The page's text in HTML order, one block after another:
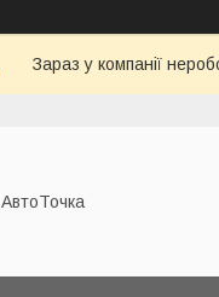
Зараз у компанії
АвтоТочка